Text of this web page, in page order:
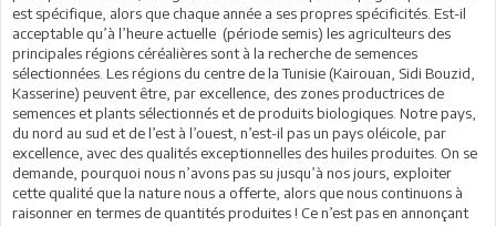
est spécifique, alors que chaque année a ses propres spécificités. Est-il
acceptable qu’à l’heure actuelle (période semis) les agriculteurs des
principales régions céréalières sont à la recherche de semences
sélectionnées. Les régions du centre de la Tunisie (Kairouan, Sidi Bouzid,
Kasserine) peuvent être, par excellence, des zones productrices de
semences et plants sélectionnés et de produits biologiques. Notre pays,
du nord au sud et de l’est à l’ouest, n’est-il pas un pays oléicole, par
excellence, avec des qualités exceptionnelles des huiles produites. On se
demande, pourquoi nous n’avons pas su jusqu’à nos jours, exploiter
cette qualité que la nature nous a offerte, alors que nous continuons à
raisonner en termes de quantités produites ! Ce n’est pas en annonçant